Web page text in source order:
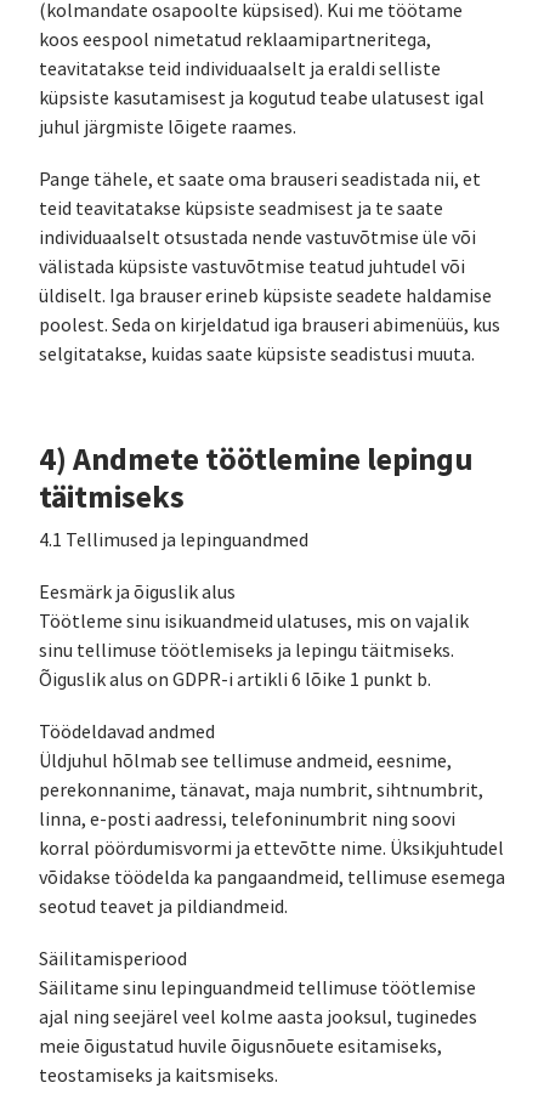
(kolmandate osapoolte küpsised). Kui me töötame
koos eespool nimetatud reklaamipartneritega,
teavitatakse teid individuaalselt ja eraldi selliste
küpsiste kasutamisest ja kogutud teabe ulatusest igal
juhul järgmiste lõigete raames.
Pange tähele, et saate oma brauseri seadistada nii, et
teid teavitatakse küpsiste seadmisest ja te saate
individuaalselt otsustada nende vastuvõtmise üle või
välistada küpsiste vastuvõtmise teatud juhtudel või
üldiselt. Iga brauser erineb küpsiste seadete haldamise
poolest. Seda on kirjeldatud iga brauseri abimenüüs, kus
selgitatakse, kuidas saate küpsiste seadistusi muuta.
4) Andmete töötlemine lepingu
täitmiseks
4.1 Tellimused ja lepinguandmed
Eesmärk ja õiguslik alus
Töötleme sinu isikuandmeid ulatuses, mis on vajalik
sinu tellimuse töötlemiseks ja lepingu täitmiseks.
Õiguslik alus on GDPR-i artikli 6 lõike 1 punkt b.
Töödeldavad andmed
Üldjuhul hõlmab see tellimuse andmeid, eesnime,
perekonnanime, tänavat, maja numbrit, sihtnumbrit,
linna, e-posti aadressi, telefoninumbrit ning soovi
korral pöördumisvormi ja ettevõtte nime. Üksikjuhtudel
võidakse töödelda ka pangaandmeid, tellimuse esemega
seotud teavet ja pildiandmeid.
Säilitamisperiood
Säilitame sinu lepinguandmeid tellimuse töötlemise
ajal ning seejärel veel kolme aasta jooksul, tuginedes
meie õigustatud huvile õigusnõuete esitamiseks,
teostamiseks ja kaitsmiseks.